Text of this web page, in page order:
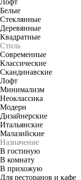
Лофт
Белые
Стеклянные
Деревянные
Квадратные
Стиль
Современные
Классические
Скандинавские
Лофт
Минимализм
Неоклассика
Модерн
Дизайнерские
Итальянские
Малазийские
Назначение
В гостиную
В комнату
В прихожую
Для ресторанов и кафе